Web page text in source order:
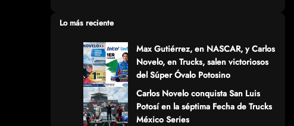
cLo más reciente
Max Gutiérrez, en NASCAR, y Carlos
Novelo, en Trucks, salen victoriosos
del Súper Óvalo Potosino
Carlos Novelo conquista San Luis
Potosí en la séptima Fecha de Trucks
México Series